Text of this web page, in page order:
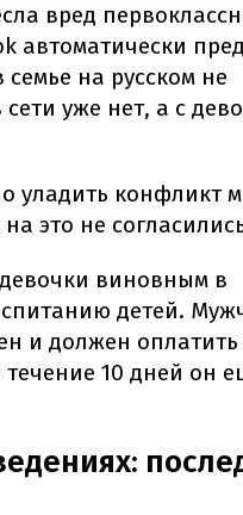
вред
автоматически
на русском не
уже нет, а с
уладить конфликт
это не
девочки виновным в
детей.
и должен оплатить
10 дней он